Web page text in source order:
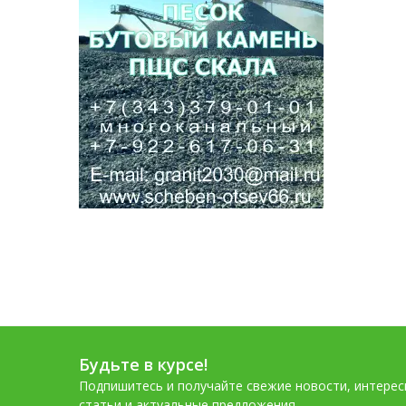
Будьте в курсе!
Подпишитесь и получайте свежие новости,